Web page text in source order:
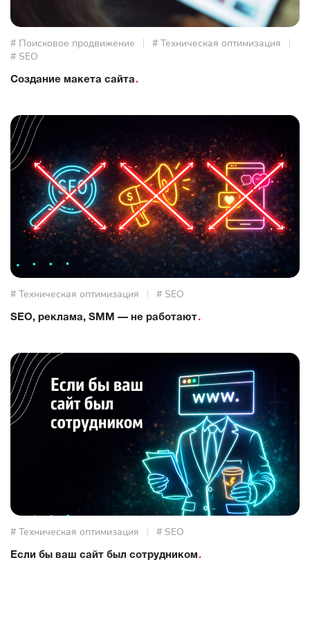
# Поисковое продвижение
# Техническая оптимизация
# SEO
Создание макета сайта
# Техническая оптимизация # SEO
SEO, реклама, SMM — не работают
# Техническая оптимизация # SEO
Если бы ваш сайт был сотрудником